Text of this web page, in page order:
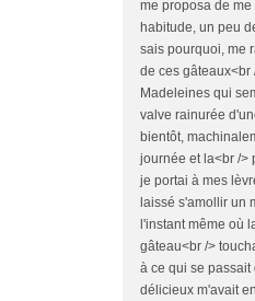
me proposa de
habitude, un peu
sais pourquoi, me
de ces gâteaux<br
Madeleines qui
valve rainurée
bientôt,
journée et la<br />
je portai à mes
laissé s'amollir un
l'instant même où
gâteau<br />
à ce qui se
délicieux m'avait